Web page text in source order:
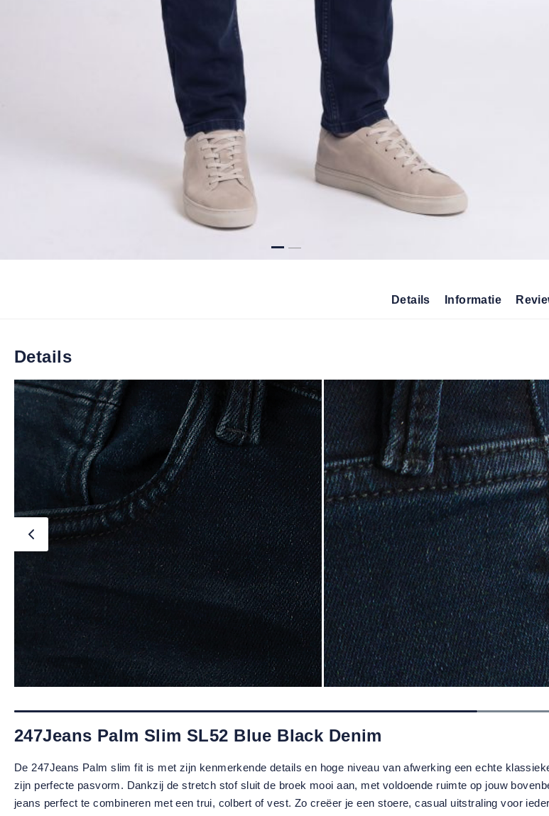
Details Informatie
Details
247Jeans Palm Slim SL52 Blue Black Denim
De 247Jeans Palm slim fit is met zijn kenmerkende details en hoge niveau van afwerking een echte
zijn perfecte pasvorm. Dankzij de stretch stof sluit de broek mooi aan, met voldoende ruimte op jouw
jeans perfect te combineren met een trui, colbert of vest. Zo creëer je een stoere, casual uitstraling voor